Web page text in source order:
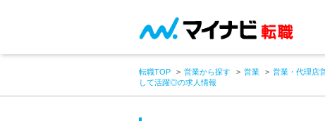
転職TOP 営業から探す 営業 営業・代理店
して活躍◎の求人情報